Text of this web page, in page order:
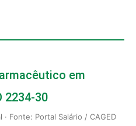
em
2234-30
Fonte: Portal Salário / CAGED